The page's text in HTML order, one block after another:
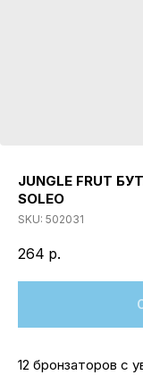
JUNGLE FRUT
SOLEO
SKU: 502031
264 р.
12 бронзаторов с